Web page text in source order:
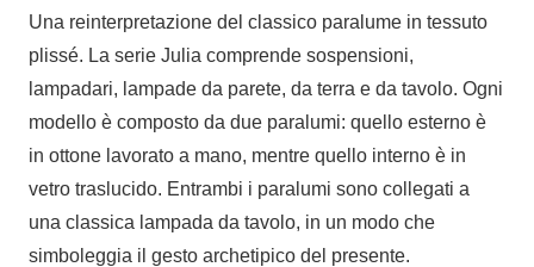
Una reinterpretazione del classico paralume in tessuto
plissé. La serie Julia comprende sospensioni,
lampadari, lampade da parete, da terra e da tavolo. Ogni
modello è composto da due paralumi: quello esterno è
in ottone lavorato a mano, mentre quello interno è in
vetro traslucido. Entrambi i paralumi sono collegati a
una classica lampada da tavolo, in un modo che
simboleggia il gesto archetipico del presente.